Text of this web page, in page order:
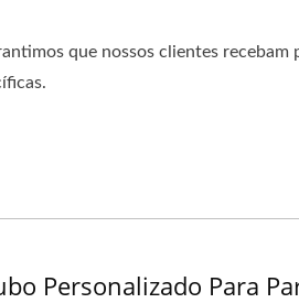
que nossos clientes
Personalizado Para